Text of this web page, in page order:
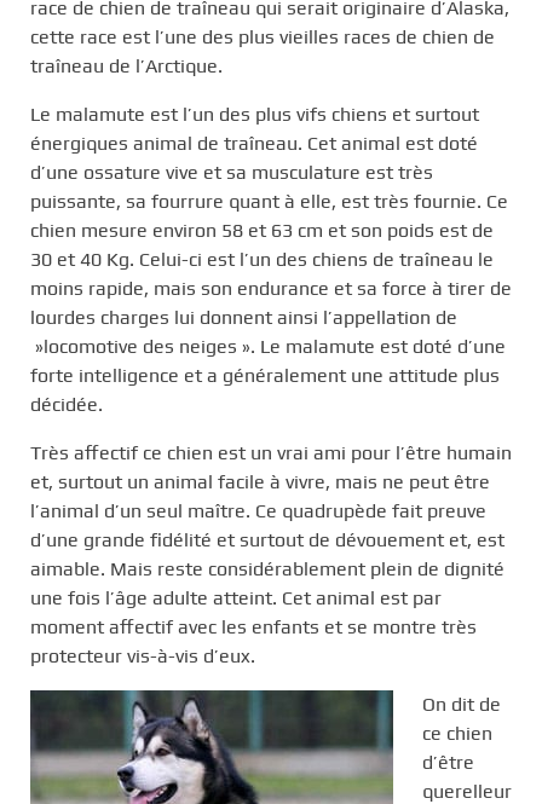
race de chien de traîneau qui serait originaire d’Alaska,
cette race est l’une des plus vieilles races de chien de
traîneau de l’Arctique.
Le malamute est l’un des plus vifs chiens et surtout
énergiques animal de traîneau. Cet animal est doté
d’une ossature vive et sa musculature est très
puissante, sa fourrure quant à elle, est très fournie. Ce
chien mesure environ 58 et 63 cm et son poids est de
30 et 40 Kg. Celui-ci est l’un des chiens de traîneau le
moins rapide, mais son endurance et sa force à tirer de
lourdes charges lui donnent ainsi l’appellation de
»locomotive des neiges ». Le malamute est doté d’une
forte intelligence et a généralement une attitude plus
décidée.
Très affectif ce chien est un vrai ami pour l’être humain
et, surtout un animal facile à vivre, mais ne peut être
l’animal d’un seul maître. Ce quadrupède fait preuve
d’une grande fidélité et surtout de dévouement et, est
aimable. Mais reste considérablement plein de dignité
une fois l’âge adulte atteint. Cet animal est par
moment affectif avec les enfants et se montre très
protecteur vis-à-vis d’eux.
On dit de
ce chien
d’être
querelleur